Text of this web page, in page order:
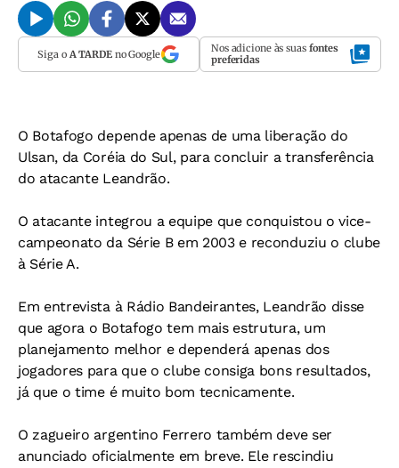
Siga o A TARDEno Google Nos adicione às suas fontes
preferidas
O Botafogo depende apenas de uma liberação do
Ulsan, da Coréia do Sul, para concluir a transferência
do atacante Leandrão.
O atacante integrou a equipe que conquistou o vice-
campeonato da Série B em 2003 e reconduziu o clube
à Série A.
Em entrevista à Rádio Bandeirantes, Leandrão disse
que agora o Botafogo tem mais estrutura, um
planejamento melhor e dependerá apenas dos
jogadores para que o clube consiga bons resultados,
já que o time é muito bom tecnicamente.
O zagueiro argentino Ferrero também deve ser
anunciado oficialmente em breve. Ele rescindiu